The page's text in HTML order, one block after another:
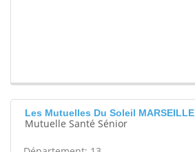
Les Mutuelles Du Soleil MARSEILLE
Mutuelle Santé Sénior